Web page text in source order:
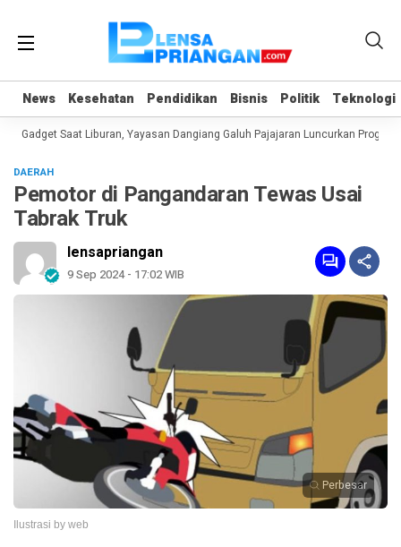
News Kesehatan Pendidikan Bisnis Politik Teknologi
News Kesehatan Pendidikan Bisnis Politik Teknologi
Gadget Saat Liburan, Yayasan Dangiang Galuh Pajajaran Luncurkan Program
DAERAH
Pemotor di Pangandaran Tewas Usai
Tabrak Truk
lensapriangan
9 Sep 2024 - 17:02 WIB
Perbesar
Ilustrasi by web